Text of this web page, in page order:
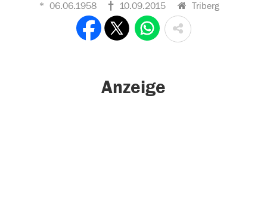
06.06.1958 10.09.2015 Triberg
Anzeige